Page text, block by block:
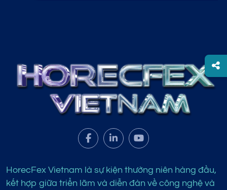
HorecFex Vietnam là sự kiện thường niên hàng đầu,
kết hợp giữa triển lãm và diễn đàn về công nghệ và